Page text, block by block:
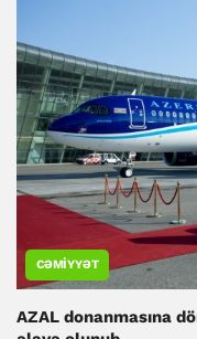
CƏMIYYƏT
AZAL donanmasına